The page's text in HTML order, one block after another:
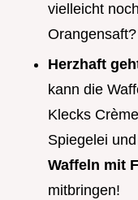
vielleicht
Herzhaft
kann die
Klecks
Spiegelei
Waffeln mit
mitbringen!